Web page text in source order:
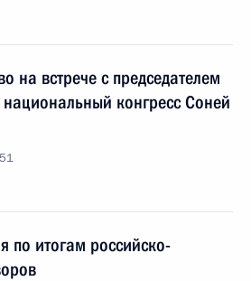
на встрече с председателем
конгресс Соней
по итогам российско-